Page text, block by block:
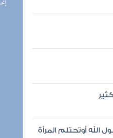
أوتحتلم المرأة